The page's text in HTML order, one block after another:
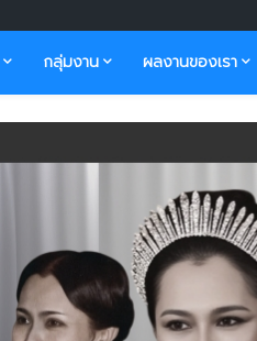
กลุ่มงาน ผลงานของเรา